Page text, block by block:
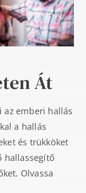
Át
az emberi hallás
a hallás
és trükköket
hallassegítő
Olvassa